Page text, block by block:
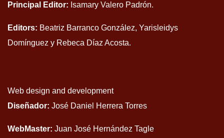
Principal Editor: Isamary Valero Padrón.
Editors: Beatriz Barranco González, Yarisleidys
Domínguez y Rebeca Díaz Acosta.
Web design and development
Diseñador: José Daniel Herrera Torres
WebMaster: Juan José Hernández Tagle